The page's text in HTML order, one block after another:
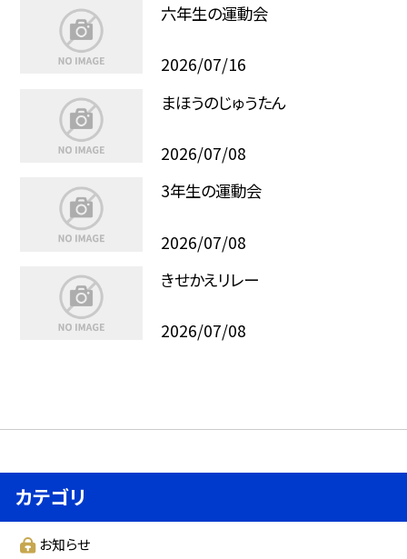
六年生の運動会
2026/07/16
まほうのじゅうたん
2026/07/08
3年生の運動会
2026/07/08
きせかえリレー
2026/07/08
カテゴリ
お知らせ